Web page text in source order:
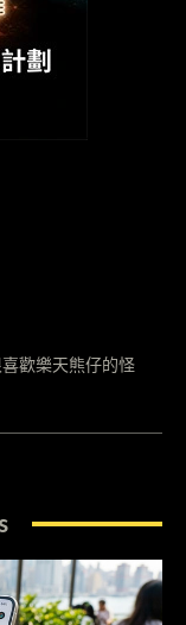
歡樂天熊仔的怪